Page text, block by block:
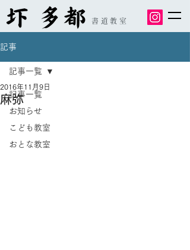
書道教室
記事
記事一覧
お知らせ
こども教室
おとな教室
記事一覧
麻弥
2016年11月9日